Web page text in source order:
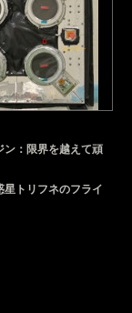
ン：限界を越えて頑
星トリフネのフライ